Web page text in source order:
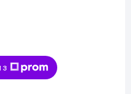
з